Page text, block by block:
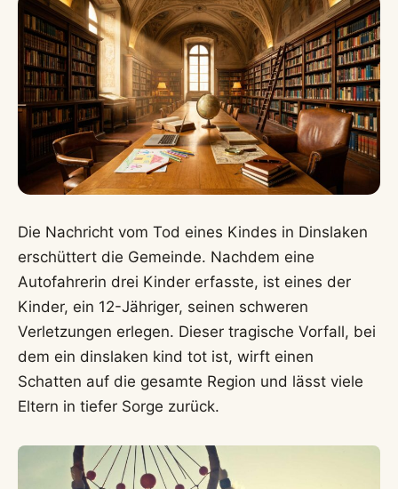
Die Nachricht vom Tod eines Kindes in Dinslaken
erschüttert die Gemeinde. Nachdem eine
Autofahrerin drei Kinder erfasste, ist eines der
Kinder, ein 12-Jähriger, seinen schweren
Verletzungen erlegen. Dieser tragische Vorfall, bei
dem ein dinslaken kind tot ist, wirft einen
Schatten auf die gesamte Region und lässt viele
Eltern in tiefer Sorge zurück.